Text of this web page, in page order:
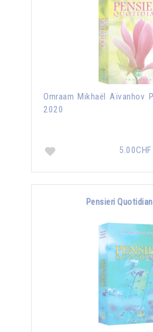
Omraam Mikhaël Aïvanhov
2020
5.00CHF
Pensieri